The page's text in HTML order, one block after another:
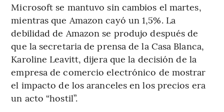
Microsoft se mantuvo sin cambios el martes,
mientras que Amazon cayó un 1,5%. La
debilidad de Amazon se produjo después de
que la secretaria de prensa de la Casa Blanca,
Karoline Leavitt, dijera que la decisión de la
empresa de comercio electrónico de mostrar
el impacto de los aranceles en los precios era
un acto “hostil”.